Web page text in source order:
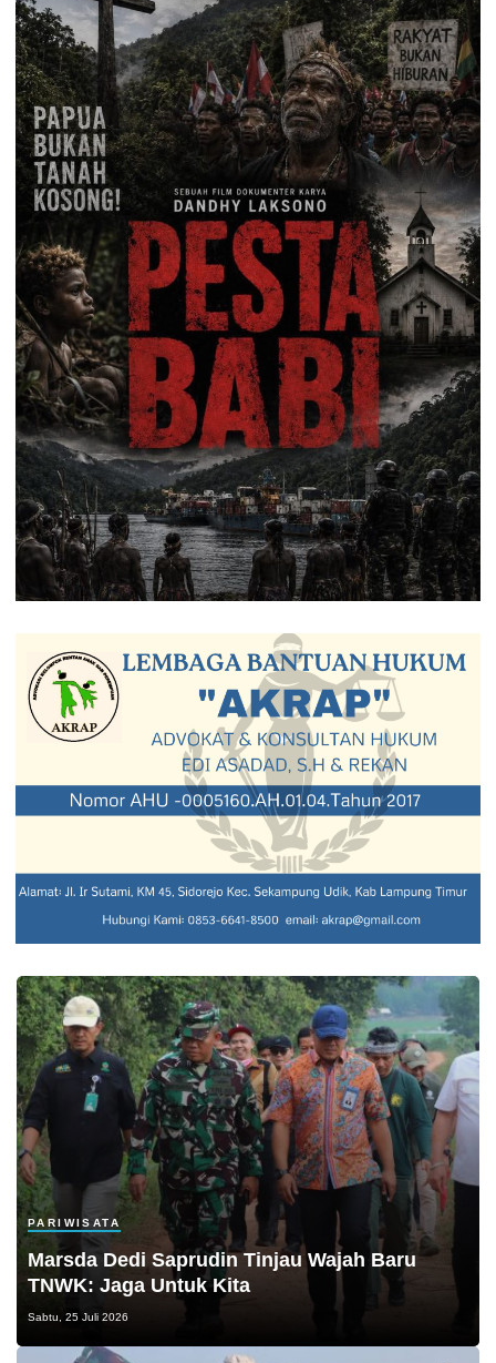
PARIWISATA
Marsda Dedi Saprudin Tinjau Wajah Baru
TNWK: Jaga Untuk Kita
Sabtu, 25 Juli 2026